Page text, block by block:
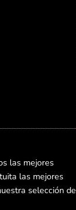
las mejores
las mejores
selección de